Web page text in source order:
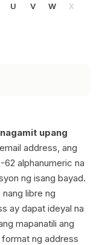
U V W
X
upang
address, ang
alphanumeric na
ng isang bayad.
libre ng
ay dapat ideyal na
mapanatili ang
ng address